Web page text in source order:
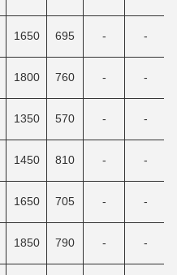
1650 695 - -
1800 760 - -
1350 570 - -
1450 810 - -
1650 705 - -
1850 790 - -